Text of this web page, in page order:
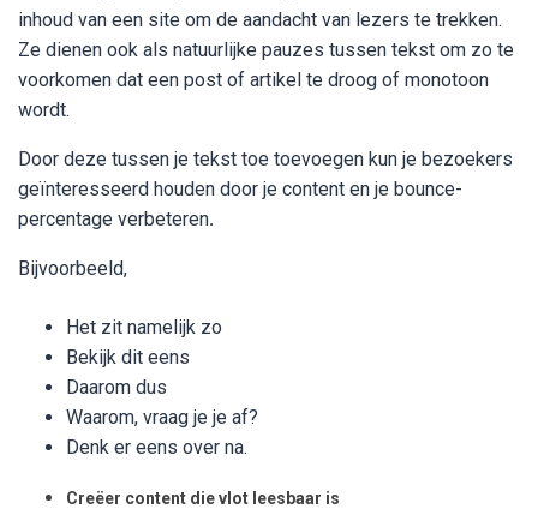
inhoud van een site om de aandacht van lezers te trekken.
Ze dienen ook als natuurlijke pauzes tussen tekst om zo te
voorkomen dat een post of artikel te droog of monotoon
wordt.
Door deze tussen je tekst toe toevoegen kun je bezoekers
geïnteresseerd houden door je content en je bounce-
percentage verbeteren.
Bijvoorbeeld,
Het zit namelijk zo
Bekijk dit eens
Daarom dus
Waarom, vraag je je af?
Denk er eens over na.
Creëer content die vlot leesbaar is